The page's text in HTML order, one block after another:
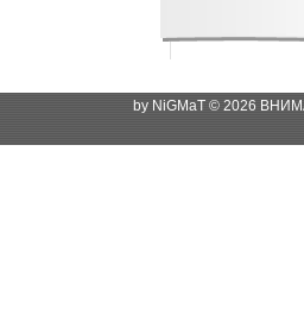
by NiGMaT © 2026